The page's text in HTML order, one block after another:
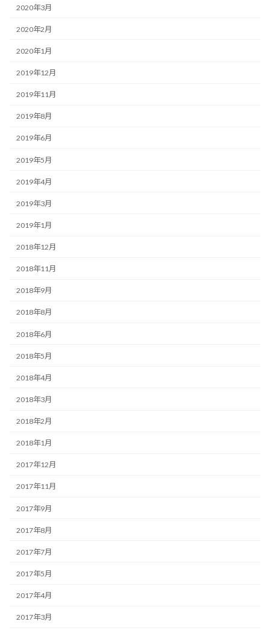
2020年3月
2020年2月
2020年1月
2019年12月
2019年11月
2019年8月
2019年6月
2019年5月
2019年4月
2019年3月
2019年1月
2018年12月
2018年11月
2018年9月
2018年8月
2018年6月
2018年5月
2018年4月
2018年3月
2018年2月
2018年1月
2017年12月
2017年11月
2017年9月
2017年8月
2017年7月
2017年5月
2017年4月
2017年3月